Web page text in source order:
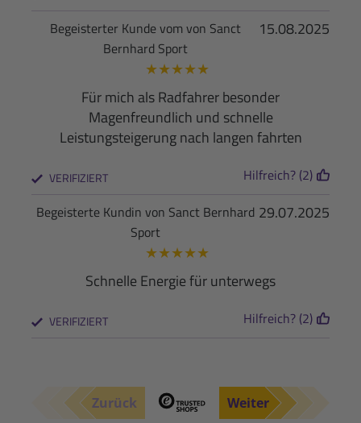
15.08.2025
Begeisterter Kunde vom von Sanct
Bernhard Sport
★★★★★
Für mich als Radfahrer besonder
Magenfreundlich und schnelle
Leistungsteigerung nach langen fahrten
VERIFIZIERT Hilfreich? (2)
29.07.2025
Begeisterte Kundin von Sanct Bernhard
Sport
★★★★★
Schnelle Energie für unterwegs
VERIFIZIERT Hilfreich? (2)
Zurück Weiter